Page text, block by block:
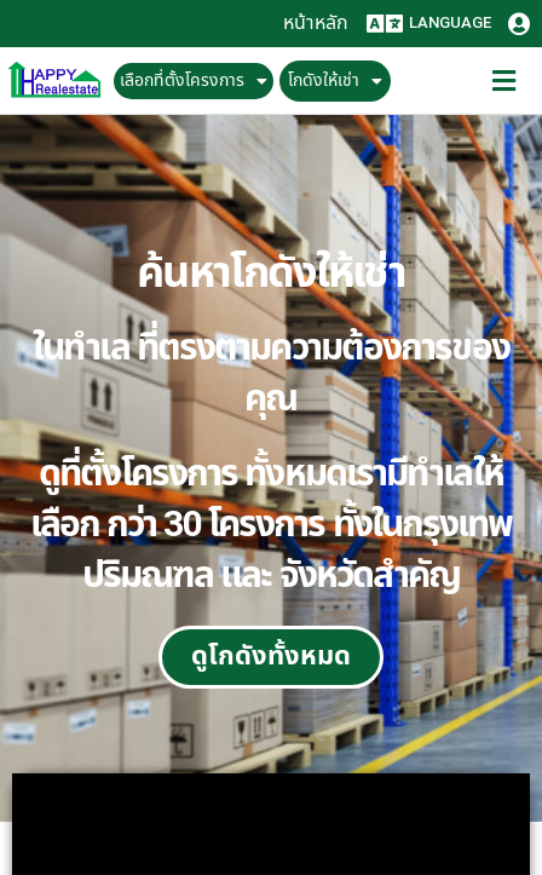
หน้าหลัก LANGUAGE
เลือกที่ตั้งโครงการ โกดังให้เช่า
ค้นหาโกดังให้เช่า
ในทำเล ที่ตรงตามความต้องการของ
คุณ
ดูที่ตั้งโครงการ ทั้งหมดเรามีทำเลให้
เลือก กว่า 30 โครงการ ทั้งในกรุงเทพ
ปริมณฑล และ จังหวัดสำคัญ
ดูโกดังทั้งหมด